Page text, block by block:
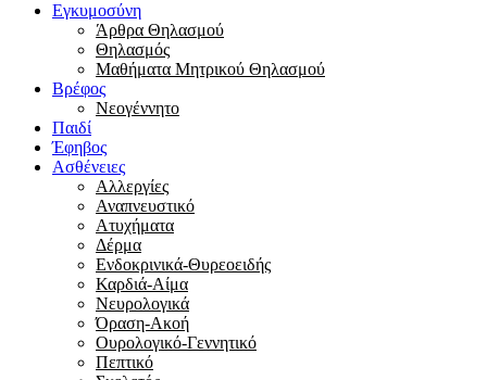
Εγκυμοσύνη
Άρθρα Θηλασμού
Θηλασμός
Μαθήματα Μητρικού Θηλασμού
Βρέφος
Νεογέννητο
Παιδί
Έφηβος
Ασθένειες
Αλλεργίες
Αναπνευστικό
Ατυχήματα
Δέρμα
Ενδοκρινικά-Θυρεοειδής
Καρδιά-Αίμα
Νευρολογικά
Όραση-Ακοή
Ουρολογικό-Γεννητικό
Πεπτικό